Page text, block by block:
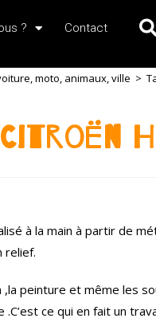
? Contact
moto, animaux, ville >
H
à la main à partir de
relief.
peinture et même les
ce qui en fait un